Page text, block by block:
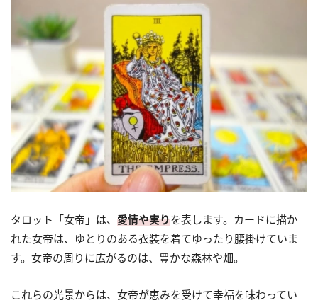
タロット「女帝」は、 愛情や実りを表します。カードに描か
れた女帝は、ゆとりのある衣装を着てゆったり腰掛けていま
す。女帝の周りに広がるのは、豊かな森林や畑。
これらの光景からは、女帝が恵みを受けて幸福を味わってい